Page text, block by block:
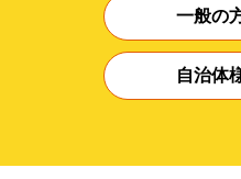
一般の
自治体